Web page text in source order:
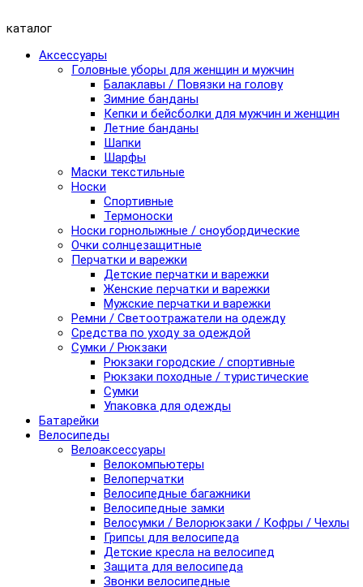
каталог
Аксессуары
Головные уборы для женщин и мужчин
Балаклавы / Повязки на голову
Зимние банданы
Кепки и бейсболки для мужчин и женщин
Летние банданы
Шапки
Шарфы
Маски текстильные
Носки
Спортивные
Термоноски
Носки горнолыжные / сноубордические
Очки солнцезащитные
Перчатки и варежки
Детские перчатки и варежки
Женские перчатки и варежки
Мужские перчатки и варежки
Ремни / Светоотражатели на одежду
Средства по уходу за одеждой
Сумки / Рюкзаки
Рюкзаки городские / спортивные
Рюкзаки походные / туристические
Сумки
Упаковка для одежды
Батарейки
Велосипеды
Велоаксессуары
Велокомпьютеры
Велоперчатки
Велосипедные багажники
Велосипедные замки
Велосумки / Велорюкзаки / Кофры / Чехлы
Грипсы для велосипеда
Детские кресла на велосипед
Защита для велосипеда
Звонки велосипедные